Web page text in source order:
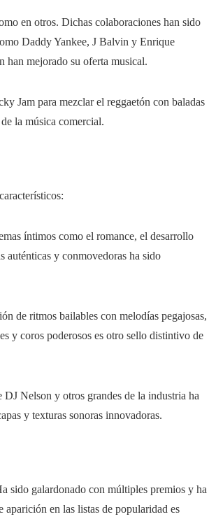
en otros. Dichas colaboraciones han sido
Daddy Yankee, J Balvin y Enrique
han mejorado su oferta musical.
Jam para mezclar el reggaetón con baladas
la música comercial.
íntimos como el romance, el desarrollo
auténticas y conmovedoras ha sido
de ritmos bailables con melodías pegajosas,
y coros poderosos es otro sello distintivo de
Nelson y otros grandes de la industria ha
y texturas sonoras innovadoras.
sido galardonado con múltiples premios y ha
en las listas de popularidad es